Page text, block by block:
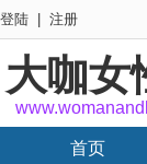
登陆 注册
大咖女
首页